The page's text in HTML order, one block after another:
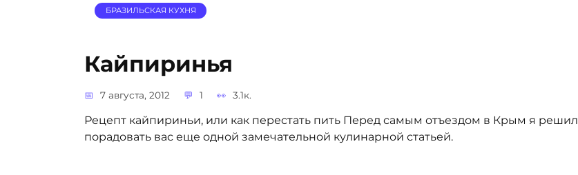
БРАЗИЛЬСКАЯ КУХНЯ
Кайпиринья
7 августа, 2012 1 3.1к.
Рецепт кайпириньи, или как перестать пить Перед самым отъездом в Крым я решил
порадовать вас еще одной замечательной кулинарной статьей.